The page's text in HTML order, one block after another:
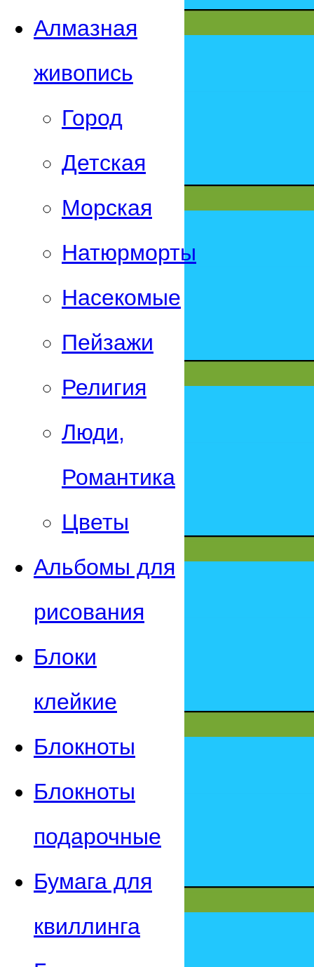
Алмазная
живопись
Город
Детская
Морская
Натюрморты
Насекомые
Пейзажи
Религия
Люди,
Романтика
Цветы
Альбомы для
рисования
Блоки
клейкие
Блокноты
Блокноты
подарочные
Бумага для
квиллинга